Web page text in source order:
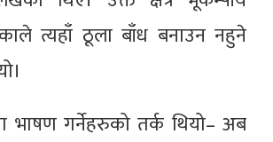
त्यहाँ ठूला बाँध बनाउन नहुने
भाषण गर्नेहरुको तर्क थियो– अब